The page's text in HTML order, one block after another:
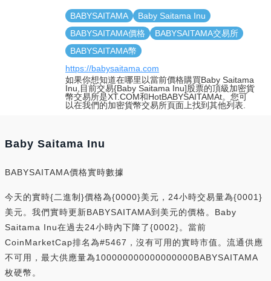
BABYSAITAMA
Baby Saitama Inu
BABYSAITAMA價格
BABYSAITAMA交易所
BABYSAITAMA幣
https://babysaitama.com
如果你想知道在哪里以當前價格購買Baby Saitama
Inu,目前交易{Baby Saitama Inu]股票的頂級加密貨
幣交易所是XT.COM和HotBABYSAITAMAt。您可
以在我們的加密貨幣交易所頁面上找到其他列表.
Baby Saitama Inu
BABYSAITAMA價格實時數據
今天的實時{二進制}價格為{0000}美元，24小時交易量為{0001}
美元。我們實時更新BABYSAITAMA到美元的價格。Baby
Saitama Inu在過去24小時內下降了{0002}。當前
CoinMarketCap排名為#5467，沒有可用的實時市值。流通供應
不可用，最大供應量為100000000000000000BABYSAITAMA
枚硬幣。